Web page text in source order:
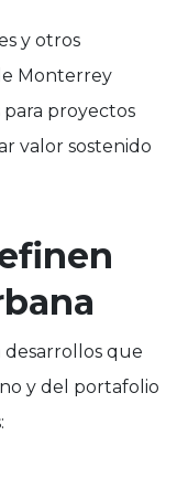
y otros
Monterrey
proyectos
valor sostenido
desarrollos que
y del portafolio